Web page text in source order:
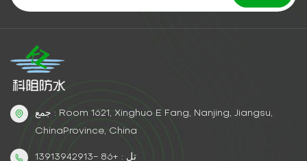
جمع : Room 1621, Xinghuo E Fang, Nanjing, Jiangsu,
ChinaProvince, China
تل : +86 -13913942913